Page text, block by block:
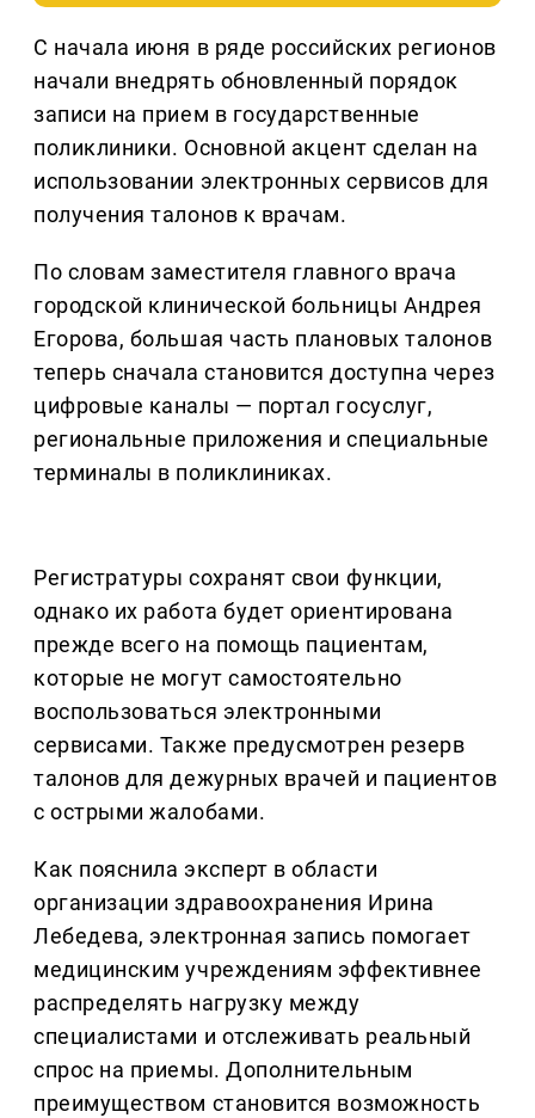
С начала июня в ряде российских регионов
начали внедрять обновленный порядок
записи на прием в государственные
поликлиники. Основной акцент сделан на
использовании электронных сервисов для
получения талонов к врачам.
По словам заместителя главного врача
городской клинической больницы Андрея
Егорова, большая часть плановых талонов
теперь сначала становится доступна через
цифровые каналы — портал госуслуг,
региональные приложения и специальные
терминалы в поликлиниках.
Регистратуры сохранят свои функции,
однако их работа будет ориентирована
прежде всего на помощь пациентам,
которые не могут самостоятельно
воспользоваться электронными
сервисами. Также предусмотрен резерв
талонов для дежурных врачей и пациентов
с острыми жалобами.
Как пояснила эксперт в области
организации здравоохранения Ирина
Лебедева, электронная запись помогает
медицинским учреждениям эффективнее
распределять нагрузку между
специалистами и отслеживать реальный
спрос на приемы. Дополнительным
преимуществом становится возможность